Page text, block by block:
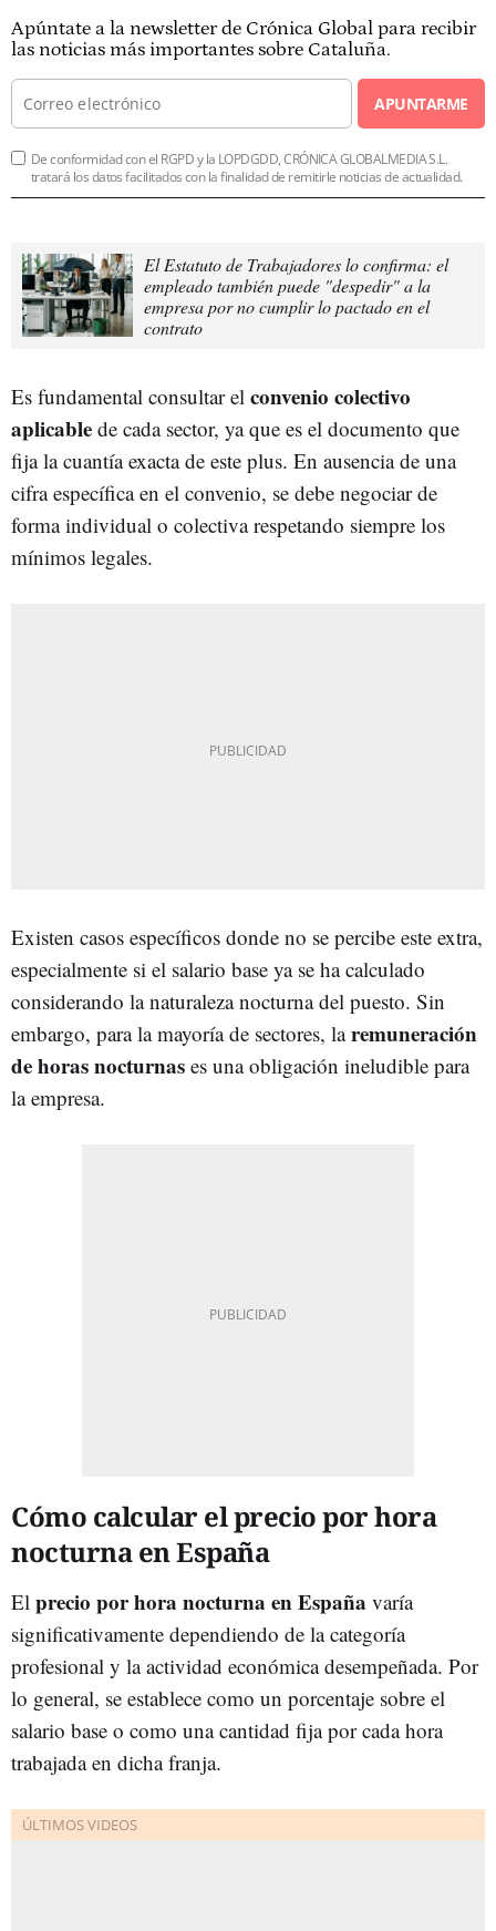
Apúntate a la newsletter de Crónica Global para recibir
las noticias más importantes sobre Cataluña.
APUNTARME
De conformidad con el RGPD y la LOPDGDD, CRÓNICA GLOBALMEDIA S.L.
tratará los datos facilitados con la finalidad de remitirle noticias de actualidad.
El Estatuto de Trabajadores lo confirma: el
empleado también puede "despedir" a la
empresa por no cumplir lo pactado en el
contrato
Es fundamental consultar el convenio colectivo
aplicable de cada sector, ya que es el documento que
fija la cuantía exacta de este plus. En ausencia de una
cifra específica en el convenio, se debe negociar de
forma individual o colectiva respetando siempre los
mínimos legales.
Existen casos específicos donde no se percibe este extra,
especialmente si el salario base ya se ha calculado
considerando la naturaleza nocturna del puesto. Sin
embargo, para la mayoría de sectores, laremuneración
de horas nocturnas es una obligación ineludible para
la empresa.
Cómo calcular el precio por hora
nocturna en España
El precio por hora nocturna en España varía
significativamente dependiendo de la categoría
profesional y la actividad económica desempeñada. Por
lo general, se establece como un porcentaje sobre el
salario base o como una cantidad fija por cada hora
trabajada en dicha franja.